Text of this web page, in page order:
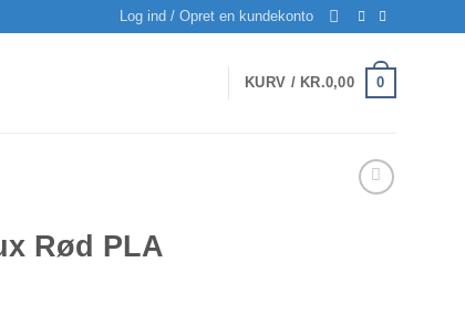
Log ind / Opret en kundekonto
KURV / KR.0,00 0
Rød PLA